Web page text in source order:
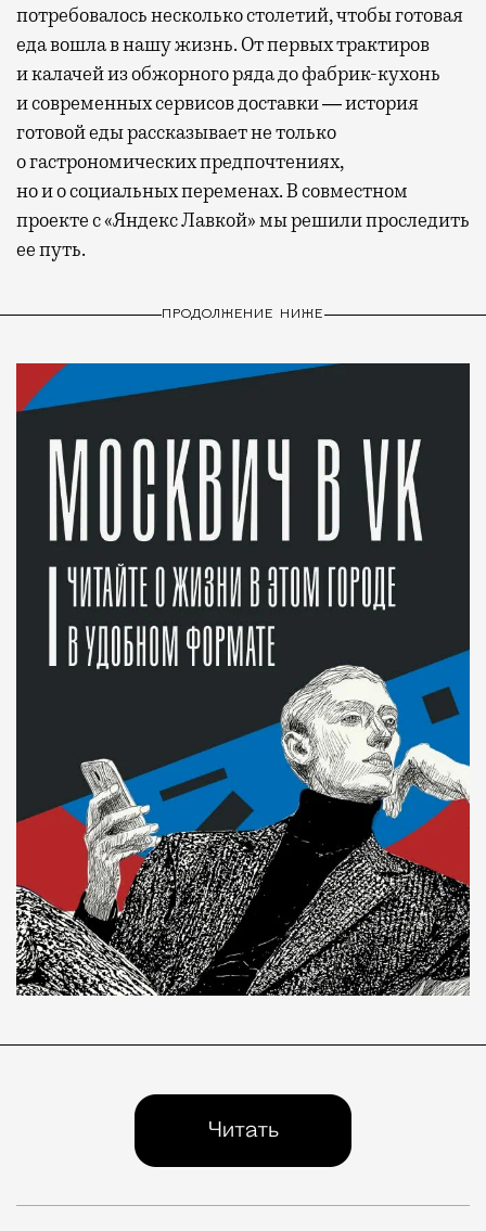
потребовалось несколько столетий, чтобы готовая
еда вошла в нашу жизнь. От первых трактиров
и калачей из обжорного ряда до фабрик-кухонь
и современных сервисов доставки ― история
готовой еды рассказывает не только
о гастрономических предпочтениях,
но и о социальных переменах. В совместном
проекте с «Яндекс Лавкой» мы решили проследить
ее путь.
ПРОДОЛЖЕНИЕ НИЖЕ
Сегодня никого не удивишь ужином, который